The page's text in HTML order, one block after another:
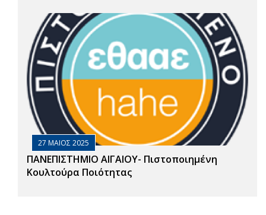
27 ΜΑΙΟΣ 2025
ΠΑΝΕΠΙΣΤΗΜΙΟ ΑΙΓΑΙΟΥ- Πιστοποιημένη
Κουλτούρα Ποιότητας